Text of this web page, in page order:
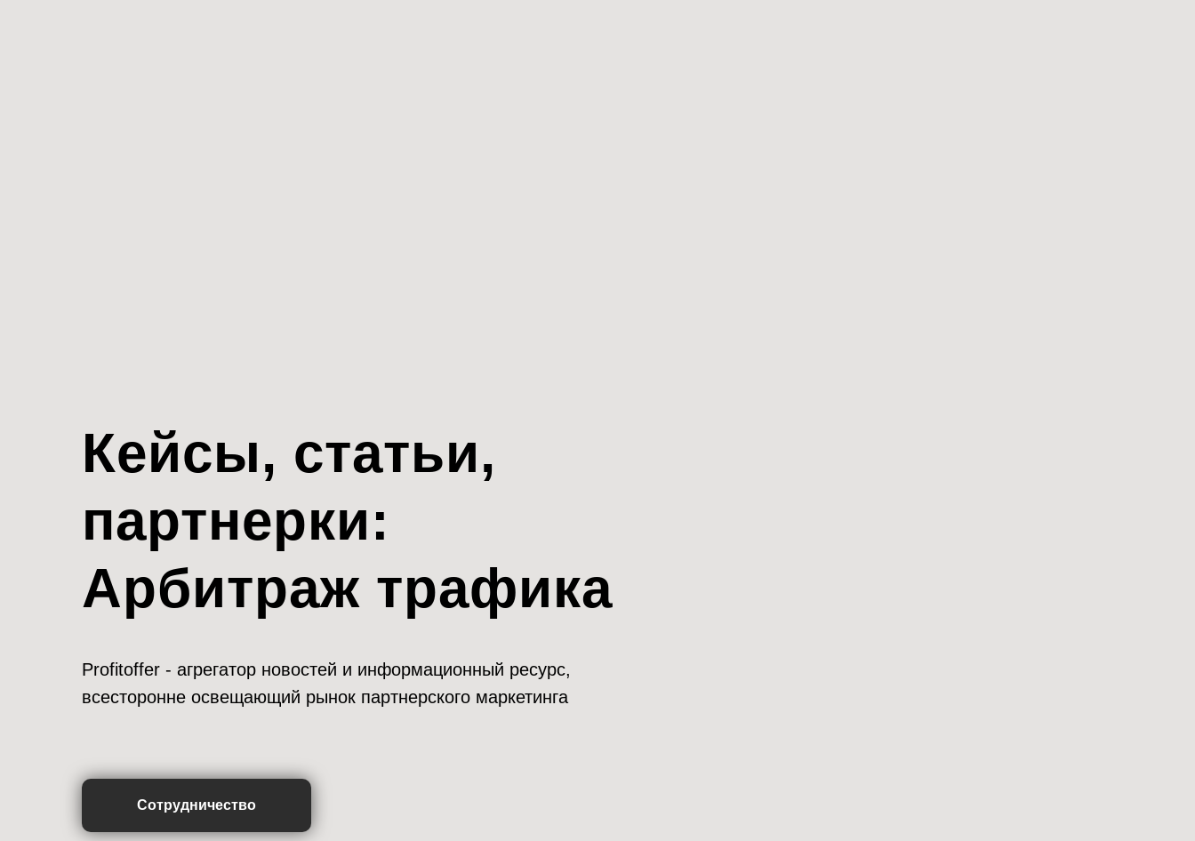
Кейсы, статьи,
партнерки:
Арбитраж трафика
Profitoffer - агрегатор новостей и информационный ресурс,
всесторонне освещающий рынок партнерского маркетинга
Сотрудничество